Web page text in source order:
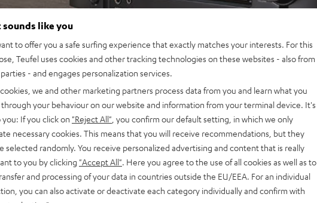
sounds like you
to offer you a safe surfing experience that exactly matches your interests. For this
Teufel uses cookies and other tracking technologies on these websites - also from
- and engages personalization services.
we and other marketing partners process data from you and learn what you
your behaviour on our website and information from your terminal device. It's
you: If you click on "Reject All" , you confirm our default setting, in which we only
necessary cookies. This means that you will receive recommendations, but they
selected randomly. You receive personalized advertising and content that is really
to you by clicking "Accept All" . Here you agree to the use of all cookies as well as to
and processing of your data in countries outside the EU/EEA. For an individual
you can also activate or deactivate each category individually and confirm with